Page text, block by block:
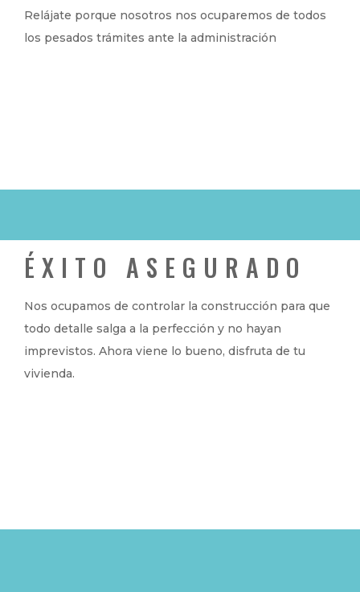
Relájate porque nosotros nos ocuparemos de todos
los pesados trámites ante la administración
ÉXITO ASEGURADO
Nos ocupamos de controlar la construcción para que
todo detalle salga a la perfección y no hayan
imprevistos. Ahora viene lo bueno, disfruta de tu
vivienda.